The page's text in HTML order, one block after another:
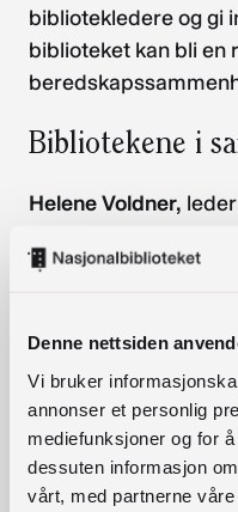
Denne nettsiden
Vi bruker
annonser et personlig
mediefunksjoner og for
dessuten informasjon
vårt, med partnerne
bibliotekledere og gi
biblioteket kan bli en
Bibliotekene i
Helene Voldner,
beredskap skal være
viser hvordan
trygge, åpne
Ny norsk